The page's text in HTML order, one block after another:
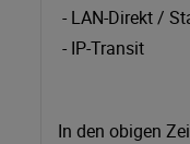
- LAN-Direkt /
- IP-Transit
In den obigen